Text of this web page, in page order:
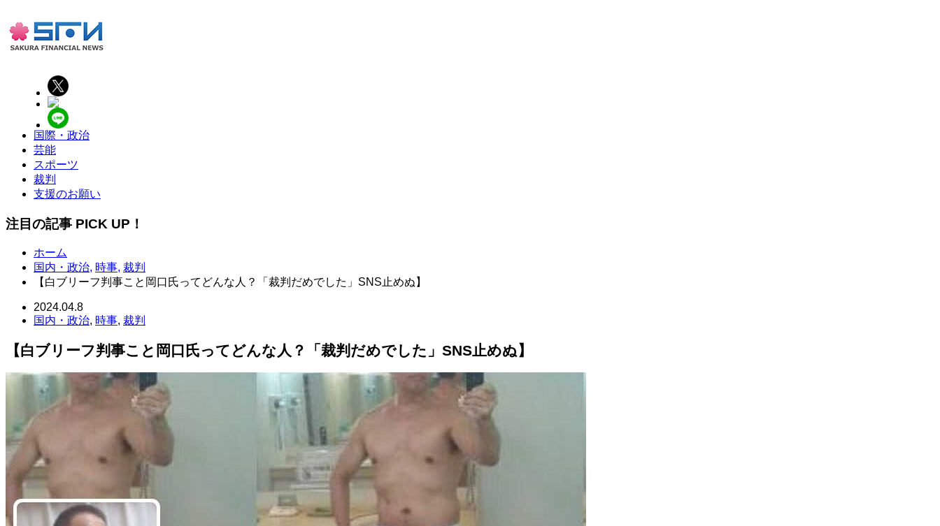
国際・政治
芸能
スポーツ
裁判
支援のお願い
注目の記事 PICK UP！
ホーム
国内・政治, 時事, 裁判
【白ブリーフ判事こと岡口氏ってどんな人？「裁判だめでした」SNS止めぬ】
2024.04.8
国内・政治, 時事, 裁判
【白ブリーフ判事こと岡口氏ってどんな人？「裁判だめでした」SNS止めぬ】